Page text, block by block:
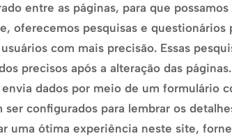
entre as páginas, para que
oferecemos pesquisas e
com mais precisão. Essas
precisos após a alteração das páginas.
dados por meio de um formulário
configurados para lembrar os
uma ótima experiência neste site,